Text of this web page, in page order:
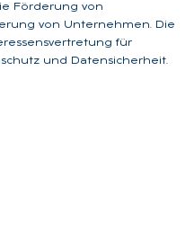
Förderung von
von Unternehmen. Die
für
und Datensicherheit.